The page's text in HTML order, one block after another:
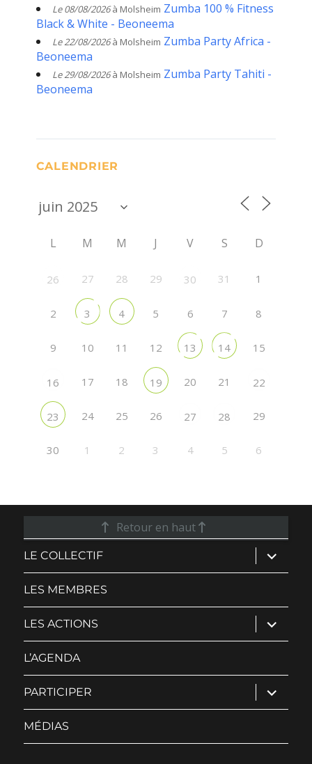
Le 08/08/2026à Molsheim Zumba 100 % Fitness
Black & White - Beoneema
Le 22/08/2026à Molsheim Zumba Party Africa -
Beoneema
Le 29/08/2026à Molsheim Zumba Party Tahiti -
Beoneema
CALENDRIER
L M M J V S D
26 27 28 29 30 31 1
2 3 4 5 6 7 8
9 10 11 12 13 14 15
16 17 18 19 20 21 22
23 24 25 26 27 28 29
30 1 2 3 4 5 6
Retour en haut
LE COLLECTIF ouvrir
le
sous-
LES MEMBRES
LES ACTIONS ouvrir
le
sous-
L’AGENDA
PARTICIPER ouvrir
le
sous-
MÉDIAS